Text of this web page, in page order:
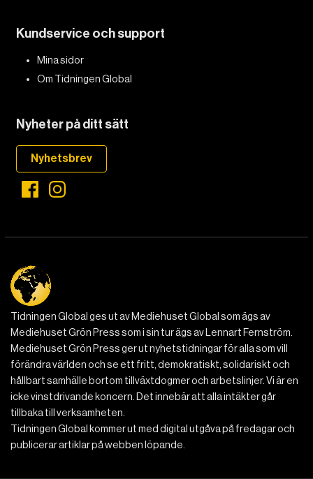
Kundservice och support
Mina sidor
Om Tidningen Global
Nyheter på ditt sätt
Nyhetsbrev
Tidningen Global ges ut av Mediehuset Global som ägs av
Mediehuset Grön Press som i sin tur ägs av Lennart Fernström.
Mediehuset Grön Press ger ut nyhetstidningar för alla som vill
förändra världen och se ett fritt, demokratiskt, solidariskt och
hållbart samhälle bortom tillväxtdogmer och arbetslinjer. Vi är en
icke vinstdrivande koncern. Det innebär att alla intäkter går
tillbaka till verksamheten.
Tidningen Global kommer ut med digital utgåva på fredagar och
publicerar artiklar på webben löpande.